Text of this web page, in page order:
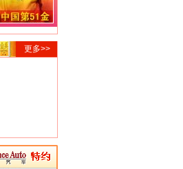
更多>>